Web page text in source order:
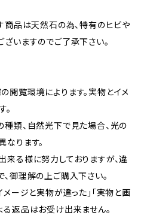
商品は天然石の為、特有のヒビや
いますのでご了承下さい。
覧環境によります。実物とイメ
類、自然光下で見た場合、光の
ります。
る様に努力しておりますが、違
御理解の上ご購入下さい。
メージと実物が違った｣｢実物と画
返品はお受け出来ません。